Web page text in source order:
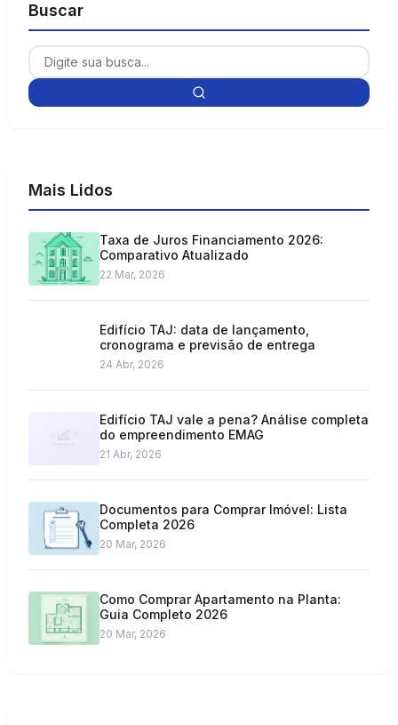
Buscar
Mais Lidos
Taxa de Juros Financiamento 2026:
Comparativo Atualizado
22 Mar, 2026
Edifício TAJ: data de lançamento,
cronograma e previsão de entrega
24 Abr, 2026
Edifício TAJ vale a pena? Análise completa
do empreendimento EMAG
21 Abr, 2026
Documentos para Comprar Imóvel: Lista
Completa 2026
20 Mar, 2026
Como Comprar Apartamento na Planta:
Guia Completo 2026
20 Mar, 2026